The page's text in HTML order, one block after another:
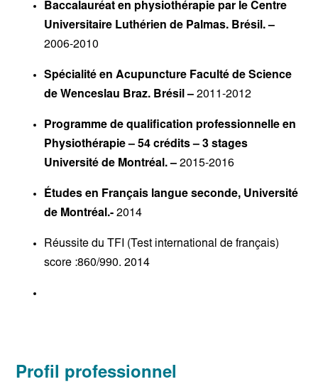
Baccalauréat en physiothérapie par le Centre
Universitaire Luthérien de Palmas. Brésil. –
2006-2010
Spécialité en Acupuncture Faculté de Science
de Wenceslau Braz. Brésil – 2011-2012
Programme de qualification professionnelle en
Physiothérapie – 54 crédits – 3 stages
Université de Montréal. – 2015-2016
Études en Français langue seconde, Université
de Montréal.- 2014
Réussite du TFI (Test international de français)
score :860/990. 2014
Profil professionnel